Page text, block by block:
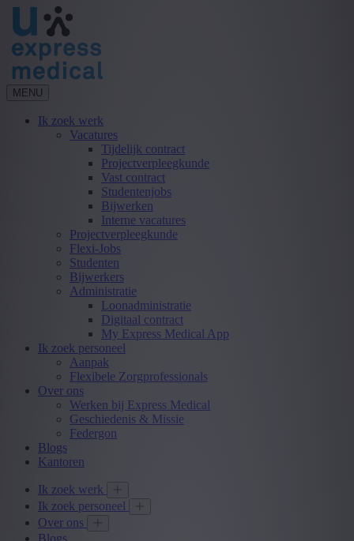
MENU
Ik zoek werk
Vacatures
Tijdelijk contract
Projectverpleegkunde
Vast contract
Studentenjobs
Bijwerken
Interne vacatures
Projectverpleegkunde
Flexi-Jobs
Studenten
Bijwerkers
Administratie
Loonadministratie
Digitaal contract
My Express Medical App
Ik zoek personeel
Aanpak
Flexibele Zorgprofessionals
Over ons
Werken bij Express Medical
Geschiedenis & Missie
Federgon
Blogs
Kantoren
Ik zoek werk
Ik zoek personeel
Over ons
Blogs